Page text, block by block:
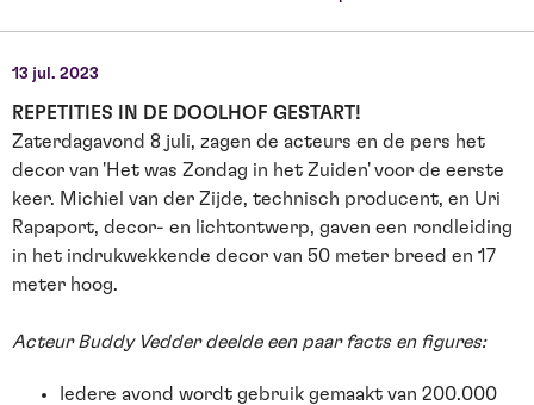
13 jul. 2023
REPETITIES IN DE DOOLHOF GESTART!
Zaterdagavond 8 juli, zagen de acteurs en de pers het
decor van 'Het was Zondag in het Zuiden' voor de eerste
keer. Michiel van der Zijde, technisch producent, en Uri
Rapaport, decor- en lichtontwerp, gaven een rondleiding
in het indrukwekkende decor van 50 meter breed en 17
meter hoog.
Acteur Buddy Vedder deelde een paar facts en figures:
Iedere avond wordt gebruik gemaakt van 200.000